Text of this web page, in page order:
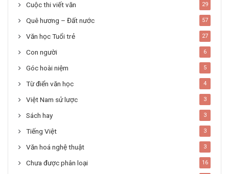
Cuộc thi viết văn 29
Quê hương – Đất nước 57
Văn học Tuổi trẻ 27
Con người 6
Góc hoài niệm 5
Từ điển văn học 4
Việt Nam sử lược 3
Sách hay 3
Tiếng Việt 3
Văn hoá nghệ thuật 3
Chưa được phân loại 16